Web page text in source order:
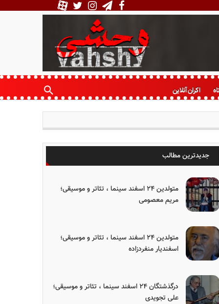
اکران آنلاین
جدیدترین مطالب
متولدین ۲۴ اسفند سینما ، تئاتر و موسیقی؛
مریم معصومی
متولدین ۲۴ اسفند سینما ، تئاتر و موسیقی؛
اسفندیار منفردزاده
درگذشتگان ۲۴ اسفند سینما ، تئاتر و موسیقی؛
علی تجویدی